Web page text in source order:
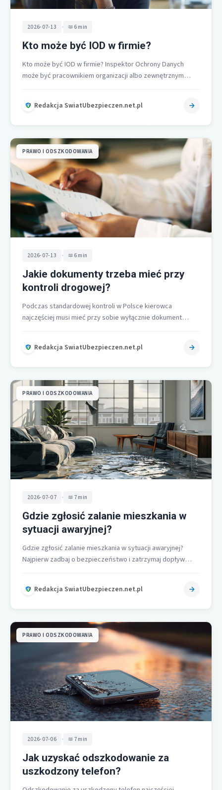
2026-07-13 • 6 min
Kto może być IOD w firmie?
Kto może być IOD w firmie? Inspektor Ochrony Danych
może być pracownikiem organizacji albo zewnętrznym
Redakcja SwiatUbezpieczen.net.pl
PRAWO I ODSZKODOWANIA
2026-07-13 • 6 min
Jakie dokumenty trzeba mieć przy
kontroli drogowej?
Podczas standardowej kontroli w Polsce kierowca
najczęściej musi mieć przy sobie wyłącznie dokument
Redakcja SwiatUbezpieczen.net.pl
PRAWO I ODSZKODOWANIA
2026-07-07 • 7 min
Gdzie zgłosić zalanie mieszkania w
sytuacji awaryjnej?
Gdzie zgłosić zalanie mieszkania w sytuacji awaryjnej?
Najpierw zadbaj o bezpieczeństwo i zatrzymaj dopływ
Redakcja SwiatUbezpieczen.net.pl
PRAWO I ODSZKODOWANIA
2026-07-06 • 7 min
Jak uzyskać odszkodowanie za
uszkodzony telefon?